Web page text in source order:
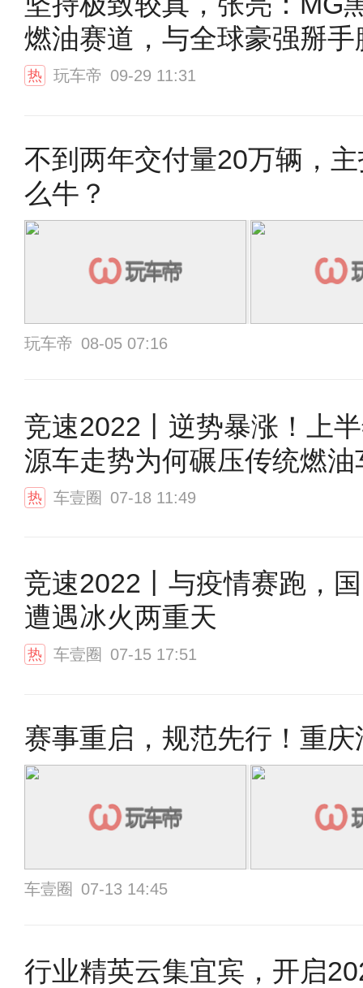
燃油赛道，与全球豪强掰手
热 玩车帝 09-29 11:31
不到两年交付量20万辆，
么牛？
玩车帝 08-05 07:16
竞速2022丨逆势暴涨！上
源车走势为何碾压传统燃油
热 车壹圈 07-18 11:49
竞速2022丨与疫情赛跑，
遭遇冰火两重天
热 车壹圈 07-15 17:51
赛事重启，规范先行！重
车壹圈 07-13 14:45
行业精英云集宜宾，开启